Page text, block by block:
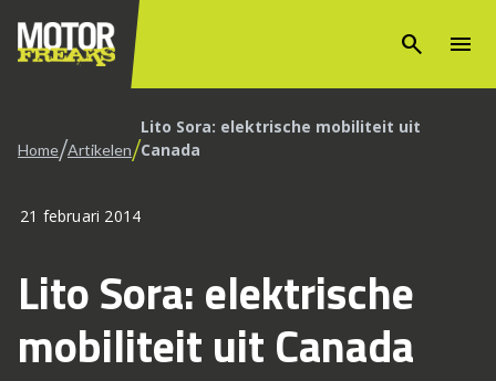
search menu
Home/Artikelen/Lito Sora: elektrische mobiliteit uit
Canada
21 februari 2014
Lito Sora: elektrische
mobiliteit uit Canada